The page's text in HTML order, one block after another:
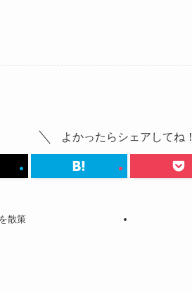
よかったらシェアしてね！
散策